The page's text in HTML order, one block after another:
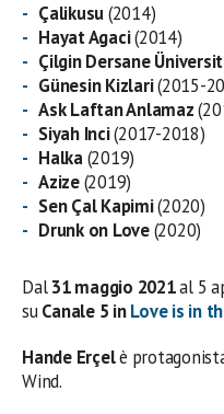
Çalikusu(2014)
Hayat Agaci(2014)
Çilgin Dersane
Günesin Kizlari(2015-
Ask Laftan Anlamaz
Siyah Inci(2017-2018)
Halka(2019)
Azize(2019)
Sen Çal Kapimi(2020)
Drunk on Love(2020)
Dal31 maggio 2021al 5
suCanale 5 inLove is in
Hande Erçelè
Wind.